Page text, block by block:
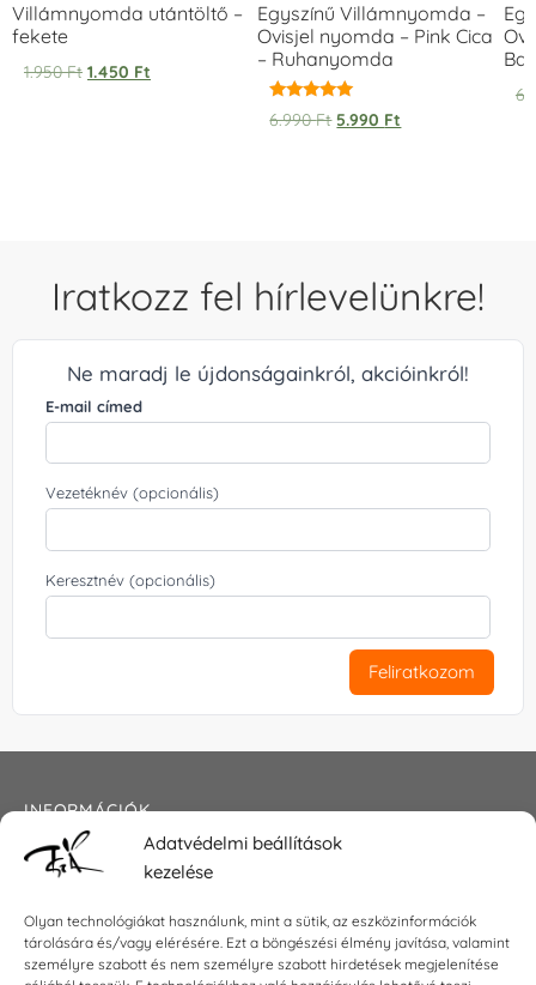
Adatvédelmi beállítások
kezelése
Olyan technológiákat használunk, mint a sütik, az eszközinformációk
tárolására és/vagy elérésére. Ezt a böngészési élmény javítása, valamint
személyre szabott és nem személyre szabott hirdetések megjelenítése
Villámnyomda utántöltő –
fekete
1.950Ft 1.450 Ft
Egyszínű Villámnyomda –
Ovisjel nyomda – Pink Cica
– Ruhanyomda
Értékelés:
5.00
6.990Ft 5.990 Ft
Iratkozz fel hírlevelünkre!
Ne maradj le újdonságainkról, akcióinkról!
E-mail címed
Vezetéknév (opcionális)
Keresztnév (opcionális)
Feliratkozom
INFORMÁCIÓK
Általános szerződési feltételek
Impresszum